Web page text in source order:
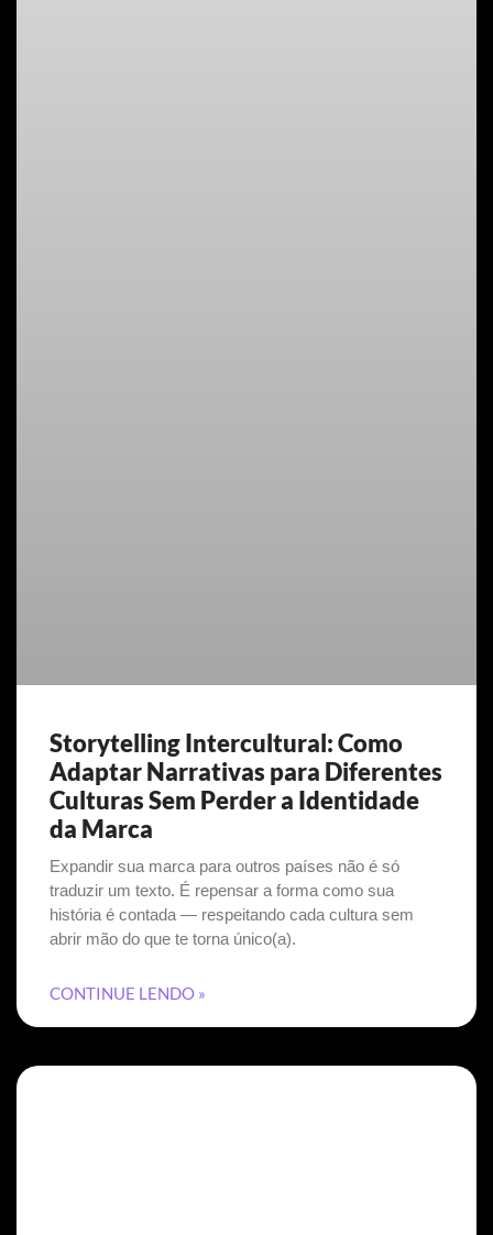
Storytelling Intercultural: Como
Adaptar Narrativas para Diferentes
Culturas Sem Perder a Identidade
da Marca
Expandir sua marca para outros países não é só
traduzir um texto. É repensar a forma como sua
história é contada — respeitando cada cultura sem
abrir mão do que te torna único(a).
CONTINUE LENDO »